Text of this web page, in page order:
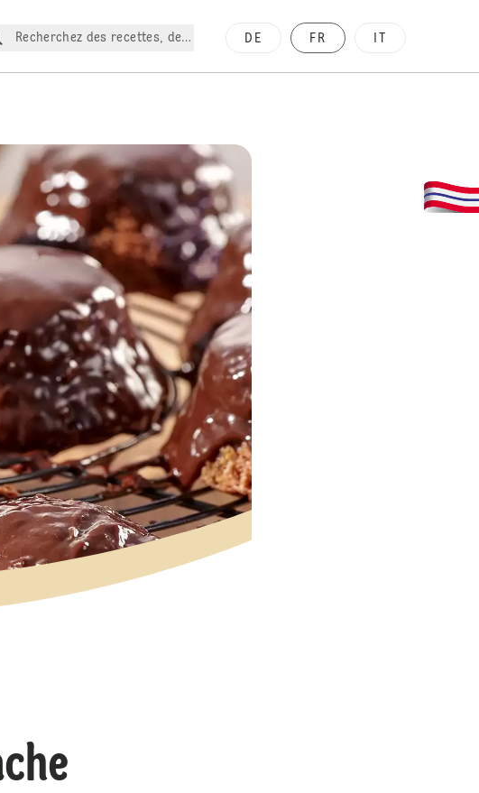
Recherchez des recettes, des produits, etc.
DE FR
to rate.